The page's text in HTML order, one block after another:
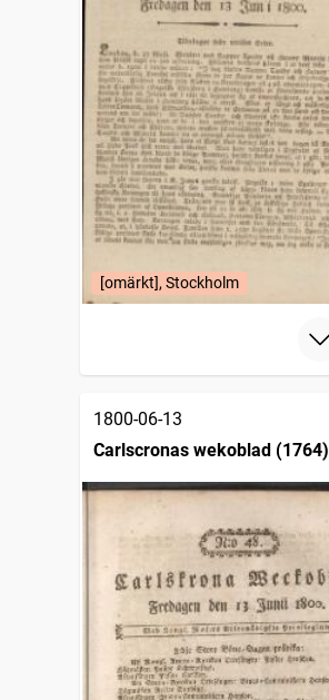
[omärkt], Stockholm
1800-06-13
Carlscronas wekoblad (1764)